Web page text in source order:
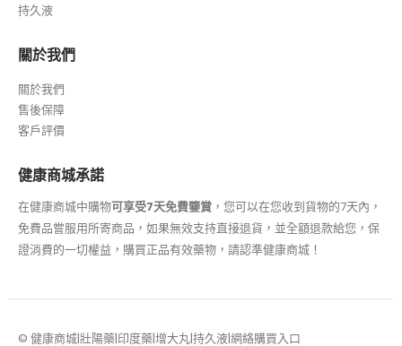
持久液
關於我們
關於我們
售後保障
客戶評價
健康商城承諾
在健康商城中購物可享受7天免費鑒賞 ，您可以在您收到貨物的7天內，
免費品嘗服用所寄商品，如果無效支持直接退貨，並全額退款給您，保
證消費的一切權益，購買正品有效藥物，請認準健康商城！
© 健康商城|壯陽藥|印度藥|增大丸|持久液|網絡購買入口